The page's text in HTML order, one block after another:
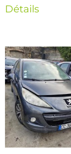
Détails